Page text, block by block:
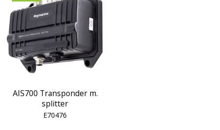
AIS700 Transponder m.
splitter
E70476